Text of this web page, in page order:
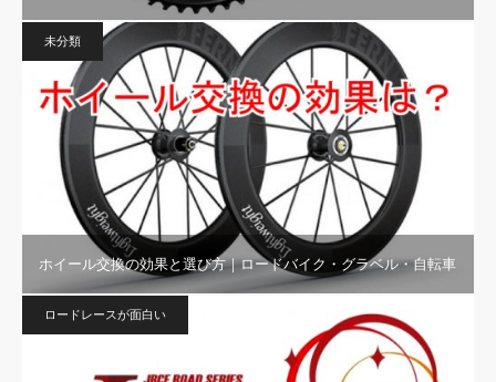
未分類
ホイール交換の効果と選び方｜ロードバイク・グラベル・自転車
ロードレースが面白い